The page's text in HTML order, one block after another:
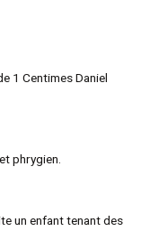
1 Centimes Daniel
phrygien.
un enfant tenant des